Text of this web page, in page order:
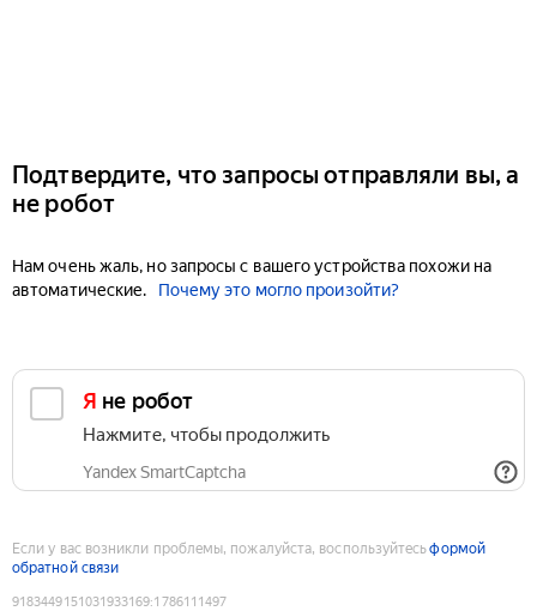
Подтвердите, что запросы отправляли вы, а
не робот
Нам очень жаль, но запросы с вашего устройства похожи на
автоматические.
Почему это могло произойти?
Я не робот
Нажмите, чтобы продолжить
Yandex SmartCaptcha
Если у вас возникли проблемы, пожалуйста, воспользуйтесьформой
обратной связи
9183449151031933169:1786111497